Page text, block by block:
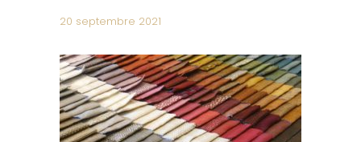
20 septembre 2021